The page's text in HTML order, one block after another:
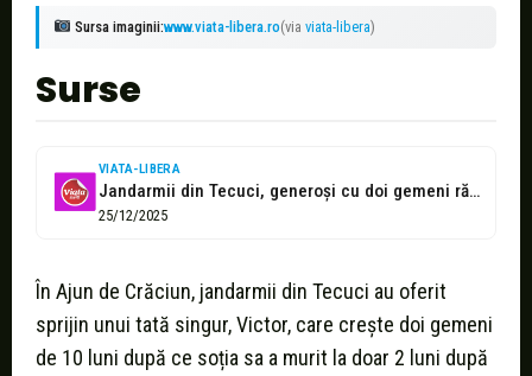
Sursa imaginii:www.viata-libera.ro(via viata-libera)
Surse
VIATA-LIBERA
Jandarmii din Tecuci, generoşi cu doi gemeni rămaşi fără mamă
25/12/2025
În Ajun de Crăciun, jandarmii din Tecuci au oferit
sprijin unui tată singur, Victor, care crește doi gemeni
de 10 luni după ce soția sa a murit la doar 2 luni după